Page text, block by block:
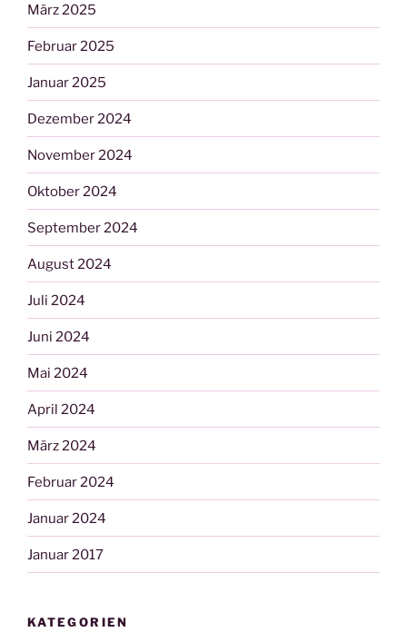
März 2025
Februar 2025
Januar 2025
Dezember 2024
November 2024
Oktober 2024
September 2024
August 2024
Juli 2024
Juni 2024
Mai 2024
April 2024
März 2024
Februar 2024
Januar 2024
Januar 2017
KATEGORIEN